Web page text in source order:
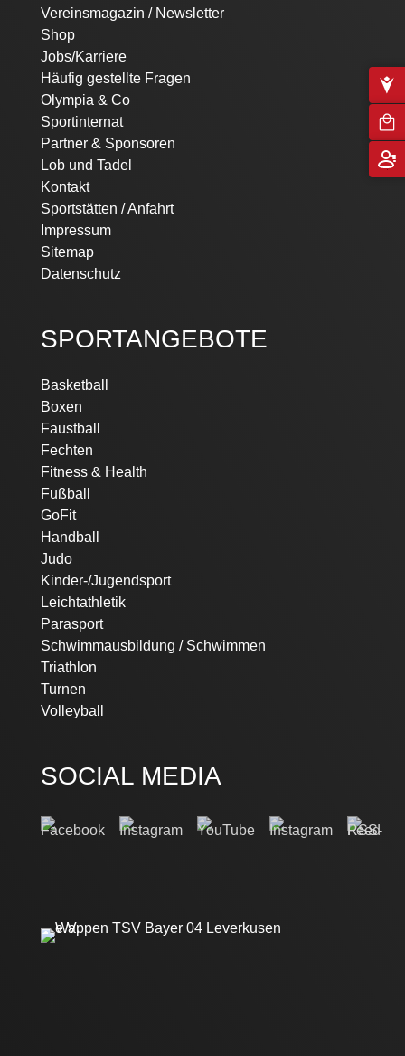
Vereinsmagazin / Newsletter
Shop
Jobs/Karriere
Häufig gestellte Fragen
Olympia & Co
Sportinternat
Partner & Sponsoren
Lob und Tadel
Kontakt
Sportstätten / Anfahrt
Impressum
Sitemap
Datenschutz
SPORTANGEBOTE
Basketball
Boxen
Faustball
Fechten
Fitness & Health
Fußball
GoFit
Handball
Judo
Kinder-/Jugendsport
Leichtathletik
Parasport
Schwimmausbildung / Schwimmen
Triathlon
Turnen
Volleyball
SOCIAL MEDIA